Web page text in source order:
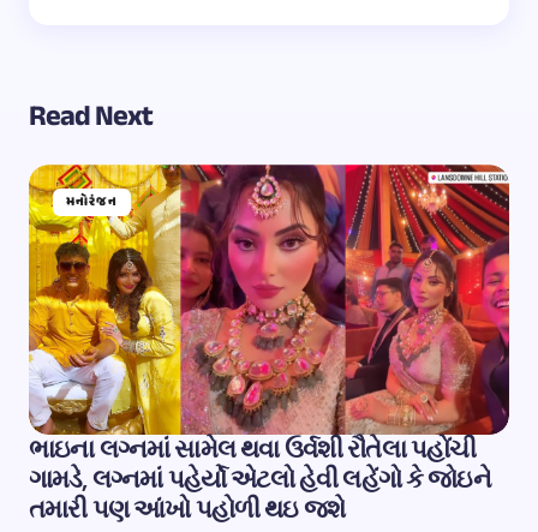
Read Next
મનોરંજન
ભાઇના લગ્નમાં સામેલ થવા ઉર્વશી રૌતેલા પહોંચી
ગામડે, લગ્નમાં પહેર્યો એટલો હેવી લહેંગો કે જોઇને
તમારી પણ આંખો પહોળી થઇ જશે